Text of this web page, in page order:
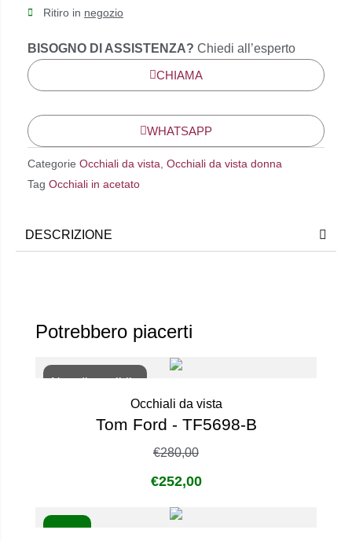
Ritiro in negozio
BISOGNO DI ASSISTENZA? Chiedi all’esperto
CHIAMA
WHATSAPP
Categorie Occhiali da vista, Occhiali da vista donna
Tag Occhiali in acetato
DESCRIZIONE
Potrebbero piacerti
Non disponibile
Occhiali da vista
Tom Ford - TF5698-B
€280,00
€252,00